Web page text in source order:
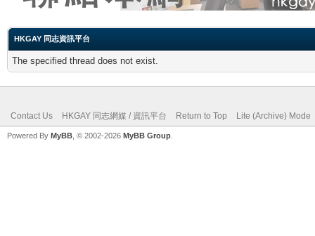
HKGAY 同志資訊平台
The specified thread does not exist.
Contact Us HKGAY 同志網媒 / 資訊平台 Return to Top Lite (Archive) Mode
Powered By MyBB , © 2002-2026 MyBB Group